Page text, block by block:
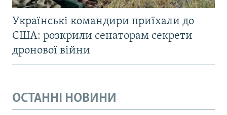
Українські командири приїхали до
США: розкрили сенаторам секрети
дронової війни
ОСТАННІ НОВИНИ